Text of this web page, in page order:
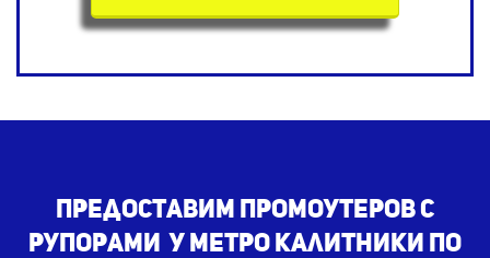
Предоставим промоутеров с
рупорами у метро Калитники по